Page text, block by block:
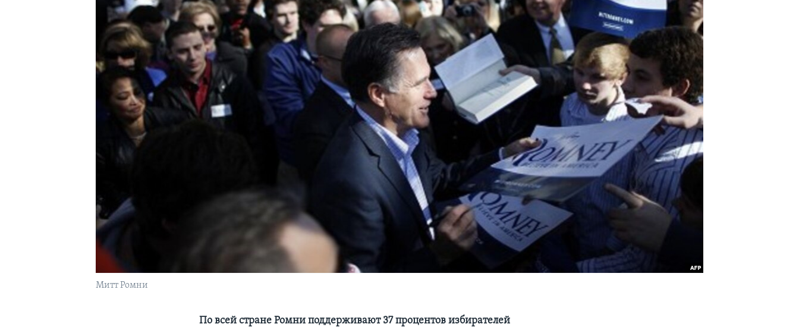
Митт Ромни
По всей стране Ромни поддерживают 37 процентов избирателей